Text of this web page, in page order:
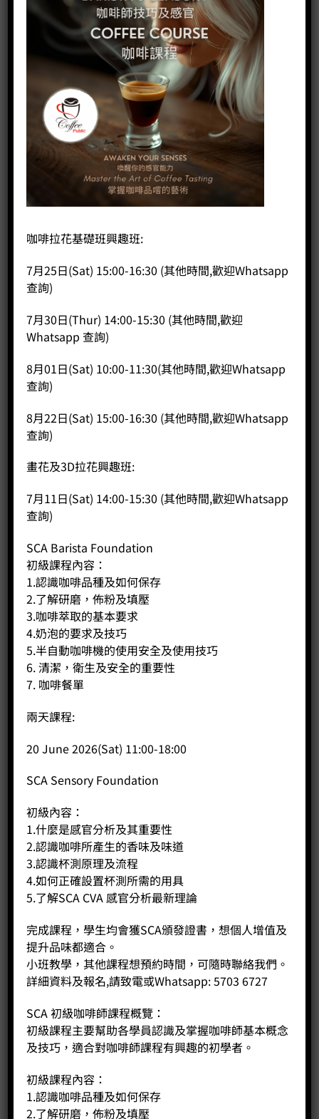
Price: HK$ 5,588.00
DiFluid 咖啡濃度測試儀
Price: HK$
BUY NOW
咖啡拉花基礎班興趣班:
7月25日(Sat) 15:00-16:30 (其他時間,歡迎Whatsapp
查詢)
7月30日(Thur) 14:00-15:30 (其他時間,歡迎
Whatsapp 查詢)
8月01日(Sat) 10:00-11:30(其他時間,歡迎Whatsapp
查詢)
8月22日(Sat) 15:00-16:30 (其他時間,歡迎Whatsapp
查詢)
畫花及3D拉花興趣班:
7月11日(Sat) 14:00-15:30 (其他時間,歡迎Whatsapp
查詢)
SCA Barista Foundation
初級課程內容：
1.認識咖啡品種及如何保存
2.了解研磨，佈粉及填壓
3.咖啡萃取的基本要求
4.奶泡的要求及技巧
5.半自動咖啡機的使用安全及使用技巧
6. 清潔，衛生及安全的重要性
7. 咖啡餐單
兩天課程:
20 June 2026(Sat) 11:00-18:00
SCA Sensory Foundation
初級內容：
1.什麼是感官分析及其重要性
2.認識咖啡所產生的香味及味道
3.認識杯測原理及流程
4.如何正確設置杯測所需的用具
5.了解SCA CVA 感官分析最新理論
完成課程，學生均會獲SCA頒發證書，想個人增值及
提升品味都適合。
小班教學，其他課程想預約時間，可隨時聯絡我們。
詳細資料及報名,請致電或Whatsapp: 5703 6727
SCA 初級咖啡師課程概覽：
初級課程主要幫助各學員認識及掌握咖啡師基本概念
及技巧，適合對咖啡師課程有興趣的初學者。
初級課程內容：
1.認識咖啡品種及如何保存
2.了解研磨，佈粉及填壓